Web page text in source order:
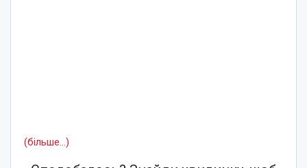
(більше…)